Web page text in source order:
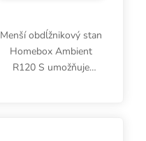
Menší obdĺžnikový stan
Homebox Ambient
R120 S umožňuje